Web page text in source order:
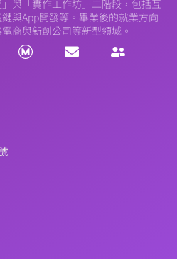
與「實作工作坊」二階段，包括互
與App開發等。畢業後的就業方向
商與新創公司等新型領域。